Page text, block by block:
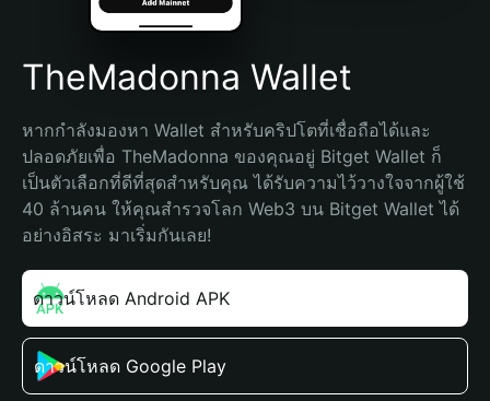
Español (Argentina)
TheMadonna Wallet
หากกำลังมองหา Wallet สำหรับคริปโตที่เชื่อถือได้และ
ปลอดภัยเพื่อ TheMadonna ของคุณอยู่ Bitget Wallet ก็
เป็นตัวเลือกที่ดีที่สุดสำหรับคุณ ได้รับความไว้วางใจจากผู้ใช้
40 ล้านคน ให้คุณสำรวจโลก Web3 บน Bitget Wallet ได้
อย่างอิสระ มาเริ่มกันเลย!
ดาวน์โหลด Android APK
ดาวน์โหลด Google Play